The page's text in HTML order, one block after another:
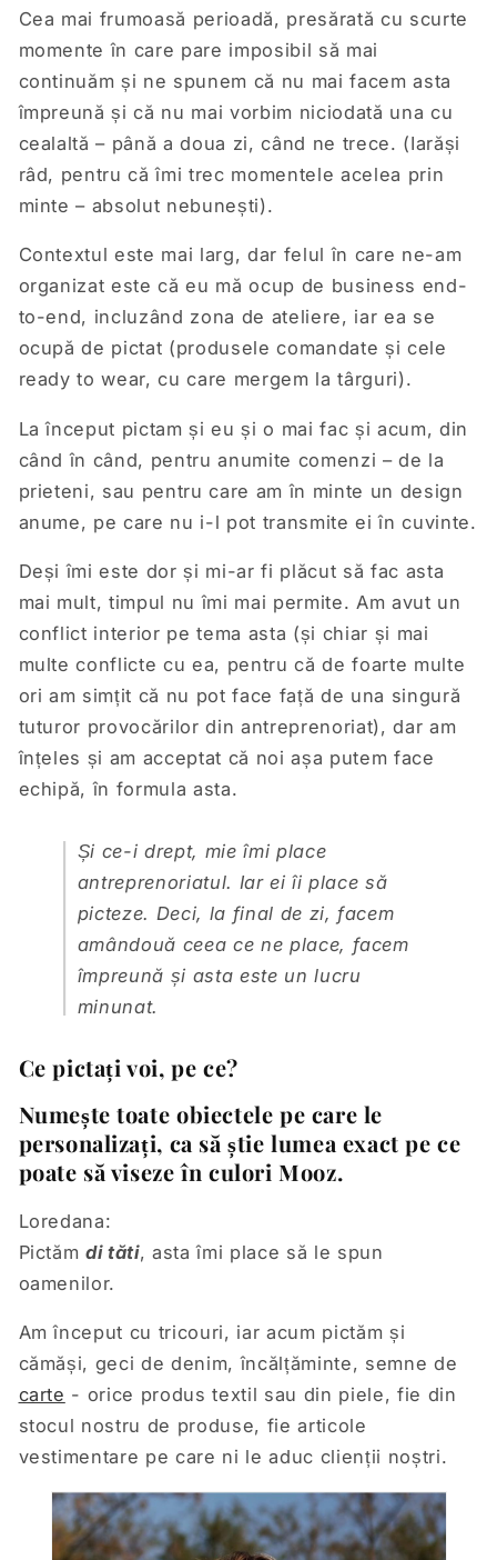
Cea mai frumoasă perioadă, presărată cu scurte
momente în care pare imposibil să mai
continuăm și ne spunem că nu mai facem asta
împreună și că nu mai vorbim niciodată una cu
cealaltă – până a doua zi, când ne trece. (Iarăși
râd, pentru că îmi trec momentele acelea prin
minte – absolut nebunești).
Contextul este mai larg, dar felul în care ne-am
organizat este că eu mă ocup de business end-
to-end, incluzând zona de ateliere, iar ea se
ocupă de pictat (produsele comandate și cele
ready to wear, cu care mergem la târguri).
La început pictam și eu și o mai fac și acum, din
când în când, pentru anumite comenzi – de la
prieteni, sau pentru care am în minte un design
anume, pe care nu i-l pot transmite ei în cuvinte.
Deși îmi este dor și mi-ar fi plăcut să fac asta
mai mult, timpul nu îmi mai permite. Am avut un
conflict interior pe tema asta (și chiar și mai
multe conflicte cu ea, pentru că de foarte multe
ori am simțit că nu pot face față de una singură
tuturor provocărilor din antreprenoriat), dar am
înțeles și am acceptat că noi așa putem face
echipă, în formula asta.
Și ce-i drept, mie îmi place
antreprenoriatul. Iar ei îi place să
picteze. Deci, la final de zi, facem
amândouă ceea ce ne place, facem
împreună și asta este un lucru
minunat.
Ce pictați voi, pe ce?
Numește toate obiectele pe care le
personalizați, ca să știe lumea exact pe ce
poate să viseze în culori Mooz.
Loredana:
Pictămdi tăti, asta îmi place să le spun
oamenilor.
Am început cu tricouri, iar acum pictăm și
cămăși, geci de denim, încălțăminte, semne de
carte - orice produs textil sau din piele, fie din
stocul nostru de produse, fie articole
vestimentare pe care ni le aduc clienții noștri.